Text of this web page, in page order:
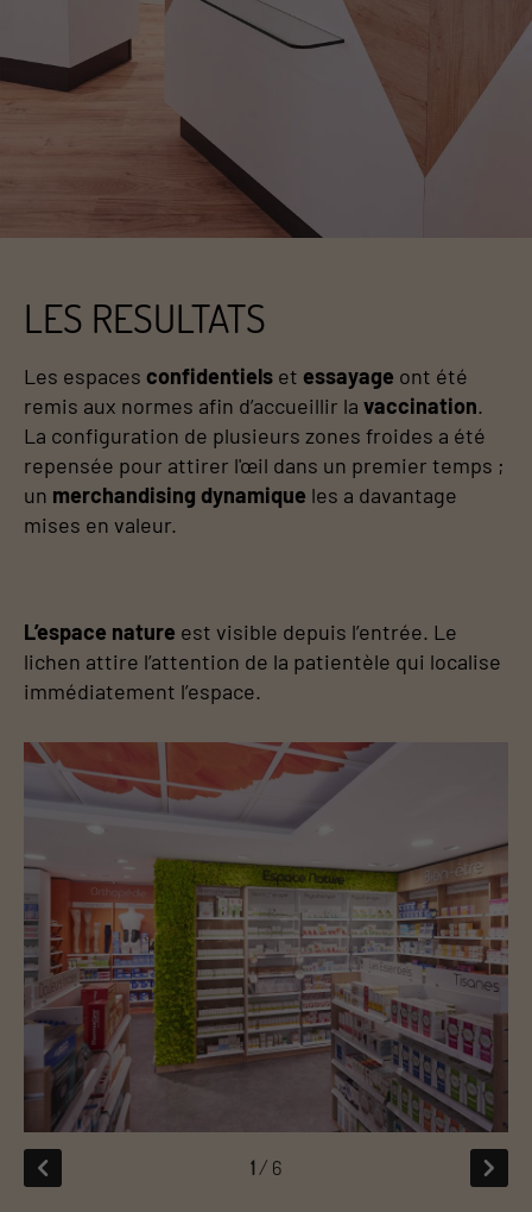
1 / 6
LES RESULTATS
Les espaces confidentiels et essayage ont été
remis aux normes afin d’accueillir la vaccination.
La configuration de plusieurs zones froides a été
repensée pour attirer l'œil dans un premier temps ;
un merchandising dynamique les a davantage
mises en valeur.
L’espace nature est visible depuis l’entrée. Le
lichen attire l’attention de la patientèle qui localise
immédiatement l’espace.